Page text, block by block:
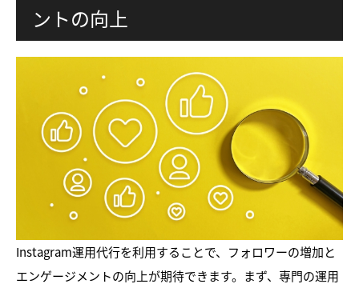
ントの向上
Instagram運用代行を利用することで、フォロワーの増加と
エンゲージメントの向上が期待できます。まず、専門の運用